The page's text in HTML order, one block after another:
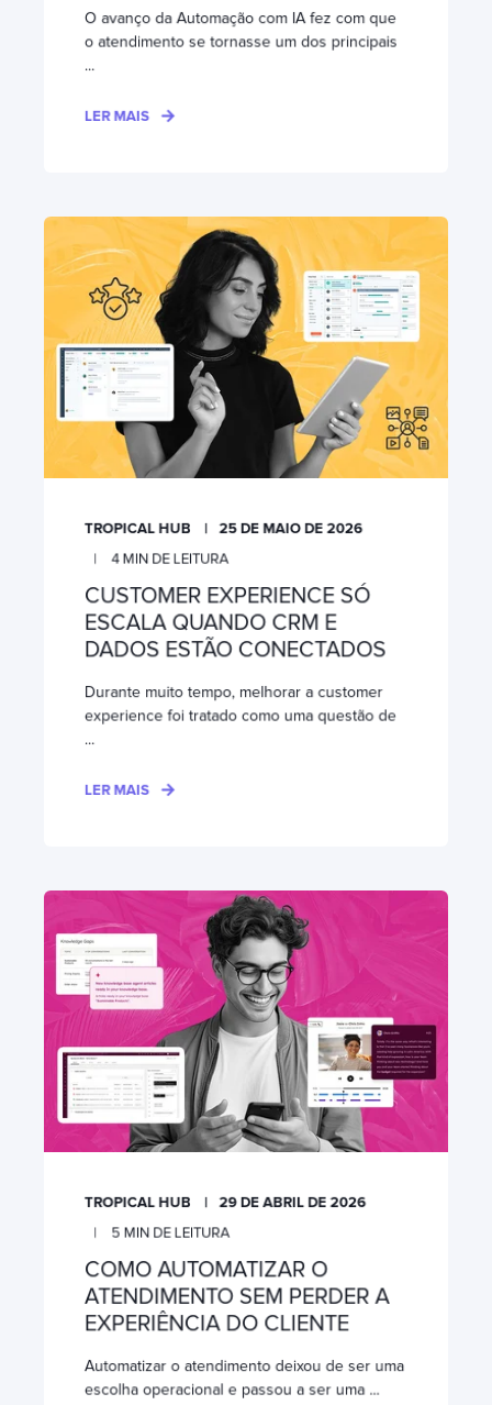
O avanço da Automação com IA fez com que
o atendimento se tornasse um dos principais
...
LER MAIS
TROPICAL HUB
25 DE MAIO DE 2026
4MIN DE LEITURA
CUSTOMER EXPERIENCE SÓ
ESCALA QUANDO CRM E
DADOS ESTÃO CONECTADOS
Durante muito tempo, melhorar a customer
experience foi tratado como uma questão de
...
LER MAIS
TROPICAL HUB
29 DE ABRIL DE 2026
5 MIN DE LEITURA
COMO AUTOMATIZAR O
ATENDIMENTO SEM PERDER A
EXPERIÊNCIA DO CLIENTE
Automatizar o atendimento deixou de ser uma
escolha operacional e passou a ser uma ...